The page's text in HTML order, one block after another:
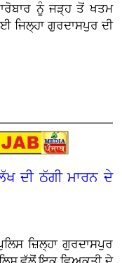
ਨੂੰ ਜੜ੍ਹ ਤੋਂ ਖਤਮ
ਜਿਲ੍ਹਾ ਗੁਰਦਾਸਪੁਰ ਦੀ
ਦੀ ਠੱਗੀ ਮਾਰਨ ਦੇ
ਜ਼ਿਲ੍ਹਾ ਗੁਰਦਾਸਪੁਰ